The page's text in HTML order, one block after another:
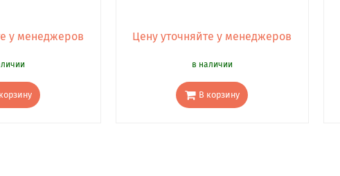
у менеджеров Цену уточняйте у менеджеров
в наличии
В корзину